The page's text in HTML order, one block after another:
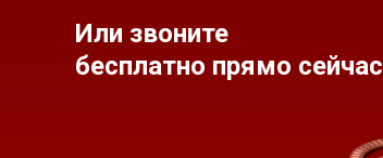
Или звоните
бесплатно прямо сейчас